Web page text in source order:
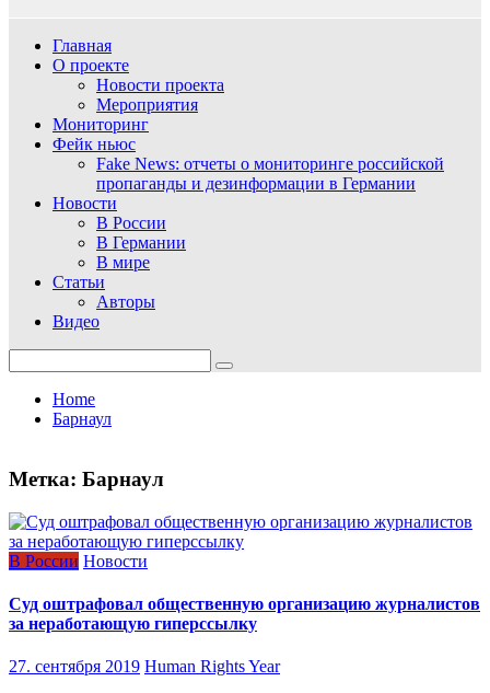
Главная
О проекте
Новости проекта
Мероприятия
Мониторинг
Фейк ньюс
Fake News: отчеты о мониторинге российской
пропаганды и дезинформации в Германии
Новости
В России
В Германии
В мире
Статьи
Авторы
Видео
for:
Home
Барнаул
Метка: Барнаул
В России Новости
Суд оштрафовал общественную организацию журналистов
за неработающую гиперссылку
27. сентября 2019 Human Rights Year